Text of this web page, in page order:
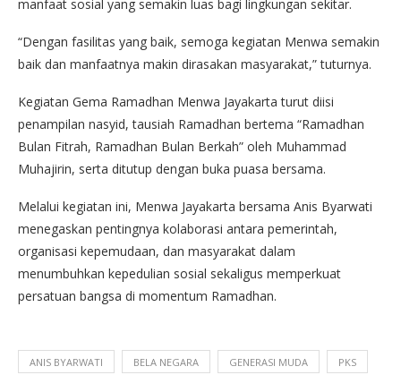
manfaat sosial yang semakin luas bagi lingkungan sekitar.
“Dengan fasilitas yang baik, semoga kegiatan Menwa semakin
baik dan manfaatnya makin dirasakan masyarakat,” tuturnya.
Kegiatan Gema Ramadhan Menwa Jayakarta turut diisi
penampilan nasyid, tausiah Ramadhan bertema “Ramadhan
Bulan Fitrah, Ramadhan Bulan Berkah” oleh Muhammad
Muhajirin, serta ditutup dengan buka puasa bersama.
Melalui kegiatan ini, Menwa Jayakarta bersama Anis Byarwati
menegaskan pentingnya kolaborasi antara pemerintah,
organisasi kepemudaan, dan masyarakat dalam
menumbuhkan kepedulian sosial sekaligus memperkuat
persatuan bangsa di momentum Ramadhan.
ANIS BYARWATI BELA NEGARA GENERASI MUDA PKS